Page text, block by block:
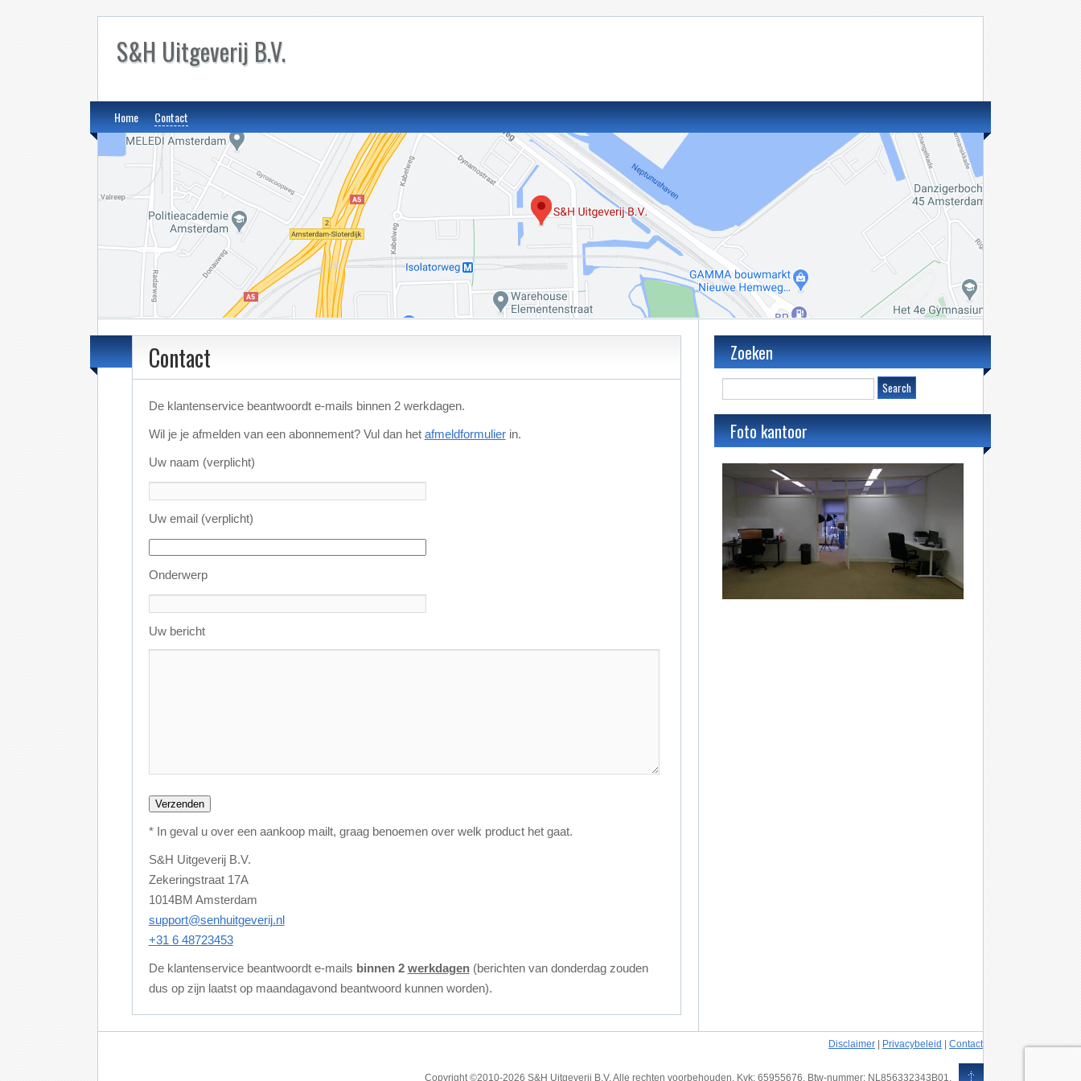
S&H Uitgeverij B.V.
Home Contact
Contact
De klantenservice beantwoordt e-mails binnen 2 werkdagen.
Wil je je afmelden van een abonnement? Vul dan het afmeldformulierin.
Uw naam (verplicht)
Uw email (verplicht)
Onderwerp
Uw bericht
* In geval u over een aankoop mailt, graag benoemen over welk product het gaat.
S&H Uitgeverij B.V.
Zekeringstraat 17A
1014BM Amsterdam
support@senhuitgeverij.nl
+31 6 48723453
De klantenservice beantwoordt e-mails binnen 2 werkdagen(berichten van donderdag zouden
dus op zijn laatst op maandagavond beantwoord kunnen worden).
Zoeken
Foto kantoor
Disclaimer Privacybeleid Contact
Copyright ©2010-2026 S&H Uitgeverij B.V. Alle rechten voorbehouden. Kvk: 65955676. Btw-nummer: NL856332343B01.